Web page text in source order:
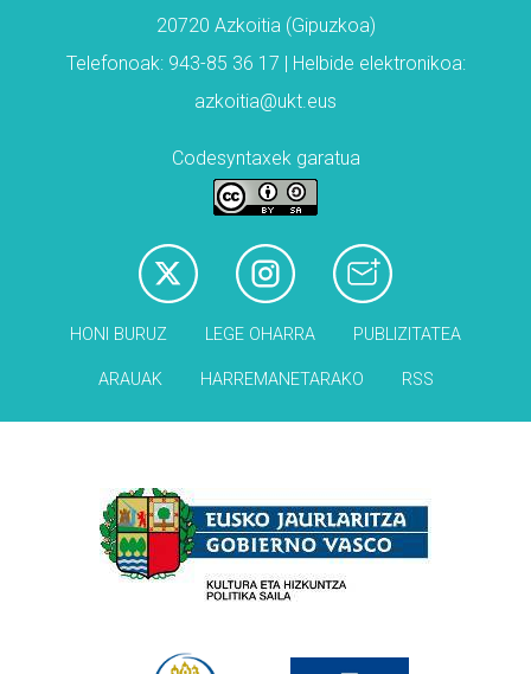
20720 Azkoitia (Gipuzkoa)
Telefonoak: 943-85 36 17 | Helbide elektronikoa:
azkoitia@ukt.eus
Codesyntaxek garatua
HONI BURUZ LEGE OHARRA PUBLIZITATEA
ARAUAK HARREMANETARAKO RSS